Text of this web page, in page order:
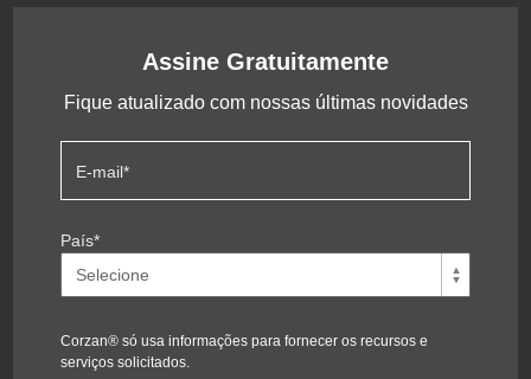
Assine Gratuitamente
Fique atualizado com nossas últimas novidades
E-mail*
País*
Corzan® só usa informações para fornecer os recursos e
serviços solicitados.